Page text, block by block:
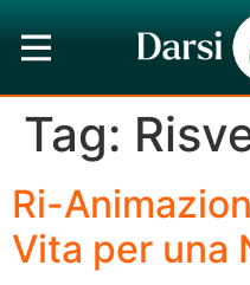
Tag:
Ri-
Vita per una